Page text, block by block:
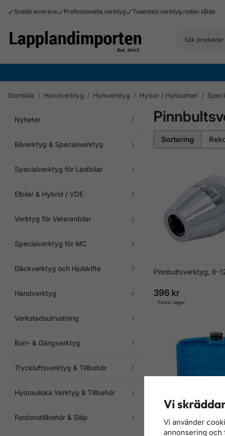
Snabb leverans Professionella verktyg Tusentals verktyg redan sålda
Startsida / Handverktyg / Hylsverktyg / Hylsor / Hylssatser /
Nyheter
Bilverktyg & Specialverktyg
Specialverktyg för Lastbilar
Elbilar & Hybrid / VDE
Verktyg för Veteranbilar
Specialverktyg för MC
Däckverktyg och Hjulskifte
Handverktyg
Verkstadsutrustning
Borr- & Gängverktyg
Tryckluftsverktyg & Tillbehör
Hydrauliska Verktyg & Tillbehör
Fordonstillbehör & Släp
Sortering
Pinnbultsverktyg, 6-
396 kr
Finns i lager
Vi
Vi använder
annonsering och